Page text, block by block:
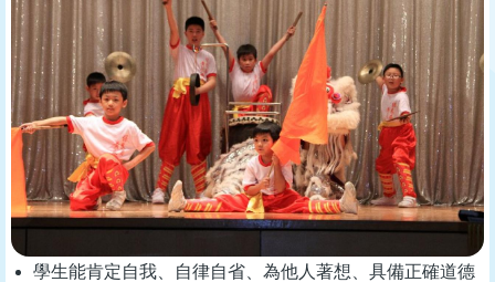
學生能肯定自我、自律自省、為他人著想、具備正確道德